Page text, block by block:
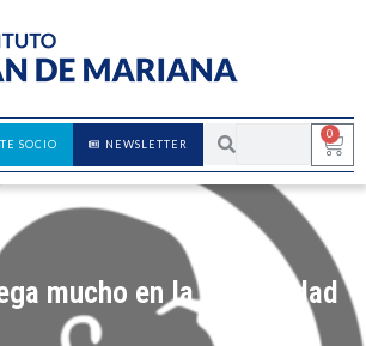
0
NEWSLETTER
SOCIO
mucho en la Comunidad